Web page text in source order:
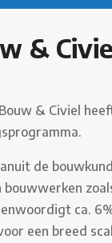
&
& Civiel
de
ca.
een breed